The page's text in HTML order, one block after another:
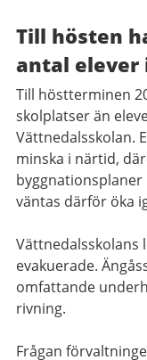
Till hösten
antal elever
Till höstterminen
skolplatser än
Vättnedalsskolan.
minska i närtid,
väntas därför öka
Vättnedalsskolans
evakuerade.
omfattande
rivning.
Frågan